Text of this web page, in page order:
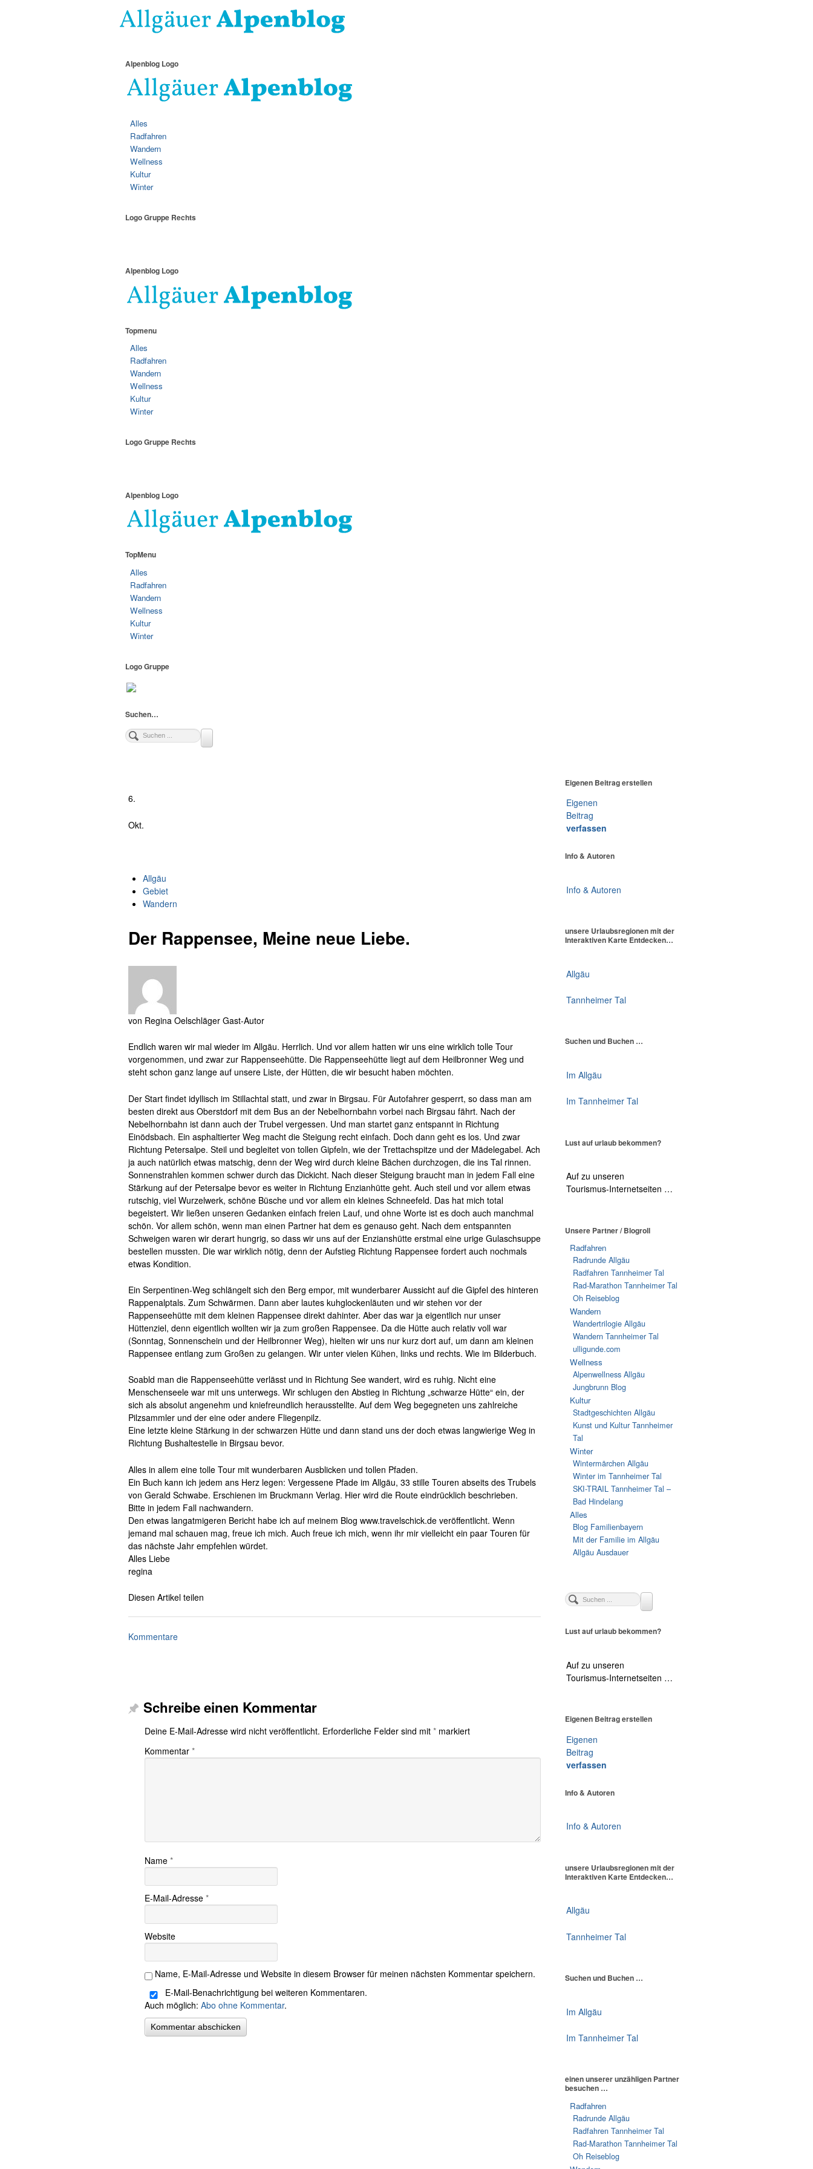
Alpenblog Logo
Alles
Radfahren
Wandern
Wellness
Kultur
Winter
Logo Gruppe Rechts
Alpenblog Logo
Topmenu
Alles
Radfahren
Wandern
Wellness
Kultur
Winter
Logo Gruppe Rechts
Alpenblog Logo
TopMenu
Alles
Radfahren
Wandern
Wellness
Kultur
Winter
Logo Gruppe
Suchen…
6.
Okt.
Allgäu
Gebiet
Wandern
Der Rappensee, Meine neue Liebe.
von Regina Oelschläger Gast-Autor
Endlich waren wir mal wieder im Allgäu. Herrlich. Und vor allem hatten wir uns eine wirklich tolle Tour
vorgenommen, und zwar zur Rappenseehütte. Die Rappenseehütte liegt auf dem Heilbronner Weg und
steht schon ganz lange auf unsere Liste, der Hütten, die wir besucht haben möchten.
Der Start findet idyllisch im Stillachtal statt, und zwar in Birgsau. Für Autofahrer gesperrt, so dass man am
besten direkt aus Oberstdorf mit dem Bus an der Nebelhornbahn vorbei nach Birgsau fährt. Nach der
Nebelhornbahn ist dann auch der Trubel vergessen. Und man startet ganz entspannt in Richtung
Einödsbach. Ein asphaltierter Weg macht die Steigung recht einfach. Doch dann geht es los. Und zwar
Richtung Petersalpe. Steil und begleitet von tollen Gipfeln, wie der Trettachspitze und der Mädelegabel. Ach
ja auch natürlich etwas matschig, denn der Weg wird durch kleine Bächen durchzogen, die ins Tal rinnen.
Sonnenstrahlen kommen schwer durch das Dickicht. Nach dieser Steigung braucht man in jedem Fall eine
Stärkung auf der Petersalpe bevor es weiter in Richtung Enzianhütte geht. Auch steil und vor allem etwas
rutschig, viel Wurzelwerk, schöne Büsche und vor allem ein kleines Schneefeld. Das hat mich total
begeistert. Wir ließen unseren Gedanken einfach freien Lauf, und ohne Worte ist es doch auch manchmal
schön. Vor allem schön, wenn man einen Partner hat dem es genauso geht. Nach dem entspannten
Schweigen waren wir derart hungrig, so dass wir uns auf der Enzianshütte erstmal eine urige Gulaschsuppe
bestellen mussten. Die war wirklich nötig, denn der Aufstieg Richtung Rappensee fordert auch nochmals
etwas Kondition.
Ein Serpentinen-Weg schlängelt sich den Berg empor, mit wunderbarer Aussicht auf die Gipfel des hinteren
Rappenalptals. Zum Schwärmen. Dann aber lautes kuhglockenläuten und wir stehen vor der
Rappenseehütte mit dem kleinen Rappensee direkt dahinter. Aber das war ja eigentlich nur unser
Hüttenziel, denn eigentlich wollten wir ja zum großen Rappensee. Da die Hütte auch relativ voll war
(Sonntag, Sonnenschein und der Heilbronner Weg), hielten wir uns nur kurz dort auf, um dann am kleinen
Rappensee entlang zum Großen zu gelangen. Wir unter vielen Kühen, links und rechts. Wie im Bilderbuch.
Soabld man die Rappenseehütte verlässt und in Richtung See wandert, wird es ruhig. Nicht eine
Menschenseele war mit uns unterwegs. Wir schlugen den Abstieg in Richtung „schwarze Hütte“ ein, der
sich als absolut angenehm und kniefreundlich herausstellte. Auf dem Weg begegneten uns zahlreiche
Pilzsammler und der eine oder andere Fliegenpilz.
Eine letzte kleine Stärkung in der schwarzen Hütte und dann stand uns der doch etwas langwierige Weg in
Richtung Bushaltestelle in Birgsau bevor.
Alles in allem eine tolle Tour mit wunderbaren Ausblicken und tollen Pfaden.
Ein Buch kann ich jedem ans Herz legen: Vergessene Pfade im Allgäu, 33 stille Touren abseits des Trubels
von Gerald Schwabe. Erschienen im Bruckmann Verlag. Hier wird die Route eindrücklich beschrieben.
Bitte in jedem Fall nachwandern.
Den etwas langatmigeren Bericht habe ich auf meinem Blog www.travelschick.de veröffentlicht. Wenn
jemand mal schauen mag, freue ich mich. Auch freue ich mich, wenn ihr mir vielleicht ein paar Touren für
das nächste Jahr empfehlen würdet.
Alles Liebe
regina
Diesen Artikel teilen
Kommentare
Schreibe einen Kommentar
Deine E-Mail-Adresse wird nicht veröffentlicht. Erforderliche Felder sind mit * markiert
Kommentar *
Name *
E-Mail-Adresse *
Website
Name, E-Mail-Adresse und Website in diesem Browser für meinen nächsten Kommentar speichern.
E-Mail-Benachrichtigung bei weiteren Kommentaren.
Auch möglich: Abo ohne Kommentar.
Eigenen Beitrag erstellen
Eigenen
Beitrag
verfassen
Info & Autoren
Info & Autoren
unsere Urlaubsregionen mit der
Interaktiven Karte Entdecken…
Allgäu
Tannheimer Tal
Suchen und Buchen …
Im Allgäu
Im Tannheimer Tal
Lust auf urlaub bekommen?
Auf zu unseren
Tourismus-Internetseiten …
Unsere Partner / Blogroll
Radfahren
Radrunde Allgäu
Radfahren Tannheimer Tal
Rad-Marathon Tannheimer Tal
Oh Reiseblog
Wandern
Wandertrilogie Allgäu
Wandern Tannheimer Tal
ulligunde.com
Wellness
Alpenwellness Allgäu
Jungbrunn Blog
Kultur
Stadtgeschichten Allgäu
Kunst und Kultur Tannheimer
Tal
Winter
Wintermärchen Allgäu
Winter im Tannheimer Tal
SKI-TRAIL Tannheimer Tal –
Bad Hindelang
Alles
Blog Familienbayern
Mit der Familie im Allgäu
Allgäu Ausdauer
Lust auf urlaub bekommen?
Auf zu unseren
Tourismus-Internetseiten …
Eigenen Beitrag erstellen
Eigenen
Beitrag
verfassen
Info & Autoren
Info & Autoren
unsere Urlaubsregionen mit der
Interaktiven Karte Entdecken…
Allgäu
Tannheimer Tal
Suchen und Buchen …
Im Allgäu
Im Tannheimer Tal
einen unserer unzähligen Partner
besuchen …
Radfahren
Radrunde Allgäu
Radfahren Tannheimer Tal
Rad-Marathon Tannheimer Tal
Oh Reiseblog